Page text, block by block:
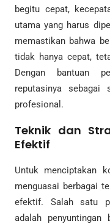
begitu cepat,
utama yang harus
memastikan bahwa
tidak hanya cepat,
Dengan bantuan
reputasinya
profesional.
Teknik dan
Efektif
Untuk menciptakan
menguasai berbagai
efektif. Salah satu
adalah